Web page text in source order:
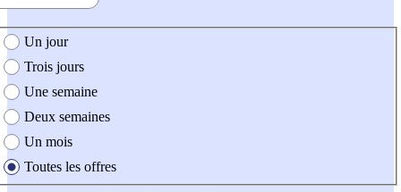
création de l'offre
Un jour
Trois jours
Une semaine
Deux semaines
Un mois
Toutes les offres